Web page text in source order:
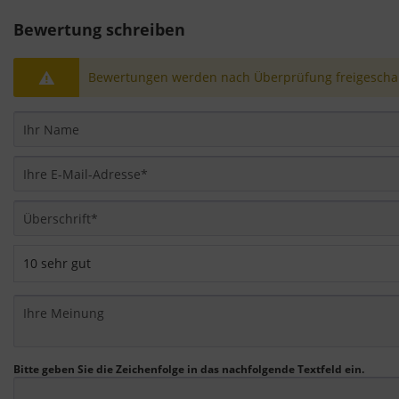
Bewertung schreiben
Bewertungen werden nach Überprüfung
Bitte geben Sie die Zeichenfolge in das nachfolgende Textfeld ein.